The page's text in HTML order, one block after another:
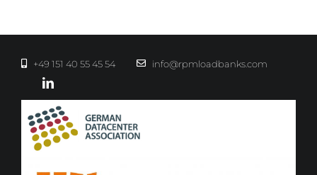
+49 151 40 55 45 54 info@rpmloadbanks.com